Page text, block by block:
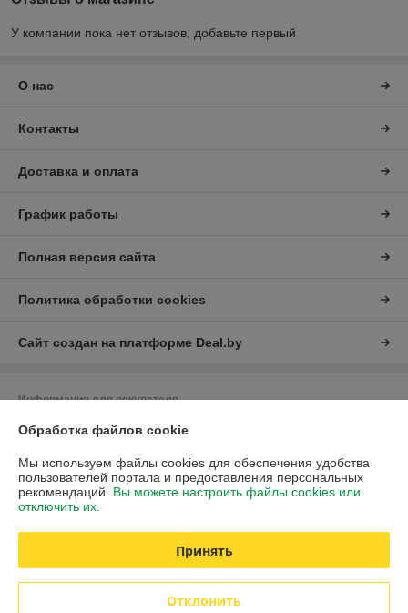
У компании пока нет отзывов, добавьте первый
О нас
Контакты
Доставка и оплата
График работы
Полная версия сайта
Политика обработки cookies
Сайт создан на платформе Deal.by
Информация для покупателя
Юридическое лицо:ЧУП "Либра"
Минская обл., г.Дзержинск, ул.Фоминых,7
Регистрационный номер ЕГР: 690033361
УНП: 690033361
Дата регистрации компании: 31.05.2004
Ссылка на свидетельство/лицензию
Обработка файлов cookie
Мы используем файлы cookies для обеспечения удобства
пользователей портала и предоставления персональных
рекомендаций. Вы можете настроить файлы cookies или
отключить их.
Принять
Отклонить